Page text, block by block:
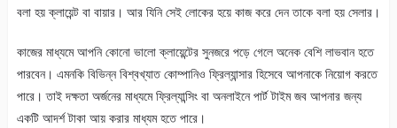
বলা হয় ক্লায়েন্ট বা বায়ার। আর যিনি সেই লোকের হয়ে কাজ করে দেন তাকে বলা হয় সেলার।
কাজের মাধ্যমে আপনি কোনো ভালো ক্লায়েন্টের সুনজরে পড়ে গেলে অনেক বেশি লাভবান হতে
পারবেন। এমনকি বিভিন্ন বিশ্বখ্যাত কোম্পানিও ফ্রিল্যান্সার হিসেবে আপনাকে নিয়োগ করতে
পারে। তাই দক্ষতা অর্জনের মাধ্যমে ফ্রিল্যান্সিং বা অনলাইনে পার্ট টাইম জব আপনার জন্য
একটি আদর্শ টাকা আয় করার মাধ্যম হতে পারে।